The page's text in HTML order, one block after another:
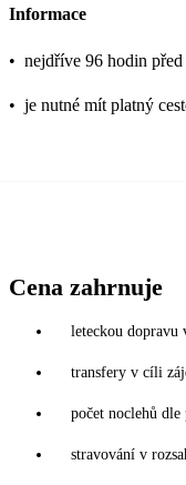
Informace
• nejdříve 96 hodin
• je nutné mít platný
Cena zahrnuje
leteckou dopravu
transfery v cíli
počet noclehů dle
stravování v